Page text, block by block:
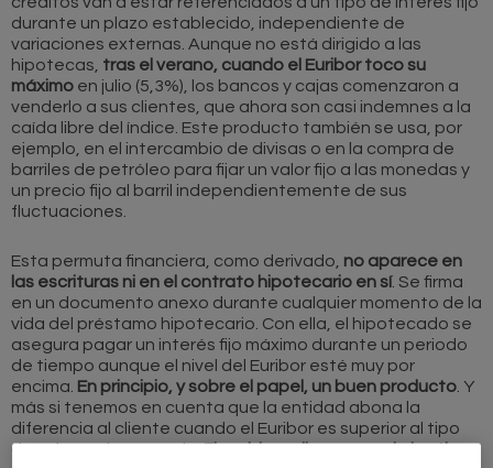
durante un plazo establecido, independiente de
variaciones externas. Aunque no está dirigido a las
hipotecas, tras el verano, cuando el Euribor toco su
máximo en julio (5,3%), los bancos y cajas comenzaron a
venderlo a sus clientes, que ahora son casi indemnes a la
caída libre del índice. Este producto también se usa, por
ejemplo, en el intercambio de divisas o en la compra de
barriles de petróleo para fijar un valor fijo a las monedas y
un precio fijo al barril independientemente de sus
fluctuaciones.
Esta permuta financiera, como derivado, no aparece en
las escrituras ni en el contrato hipotecario en sí. Se firma
en un documento anexo durante cualquier momento de la
vida del préstamo hipotecario. Con ella, el hipotecado se
asegura pagar un interés fijo máximo durante un periodo
de tiempo aunque el nivel del Euribor esté muy por
encima. En principio, y sobre el papel, un buen producto . Y
más si tenemos en cuenta que la entidad abona la
diferencia al cliente cuando el Euribor es superior al tipo
de referencia pactado.El problema llega cuando los tipos